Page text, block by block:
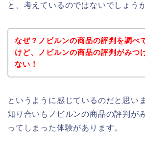
と、考えているのではないでしょう
なぜ？ノビルンの商品の評判を調べ
けど、ノビルンの商品の評判がみつ
ない！
というように感じているのだと思い
知り合いもノビルンの商品の評判が
ってしまった体験があります。